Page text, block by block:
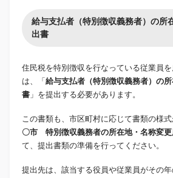
給与支払者（特別徴収義務者）の所
出書
住民税を特別徴収を行なっている従業員
は、「 給与支払者（特別徴収義務者）の
書 」を提出する必要があります。
この書類も、市区町村に応じて書類の様
〇市 特別徴収義務者の所在地・名称変更
て、提出書類の準備を行ってください。
提出先は、該当する役員や従業員がその